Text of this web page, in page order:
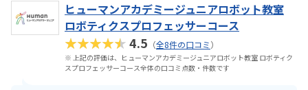
ヒューマンアカデミージュニアロボット教室
ロボティクスプロフェッサーコース
★★★★★4.5 （全8件の口コミ）
※ 上記の評価は、ヒューマンアカデミージュニアロボット教室 ロボティク
スプロフェッサーコース全体の口コミ点数・件数です